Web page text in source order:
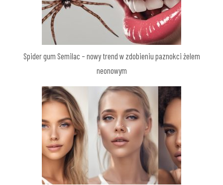
Spider gum Semilac – nowy trend w zdobieniu paznokci żelem
neonowym